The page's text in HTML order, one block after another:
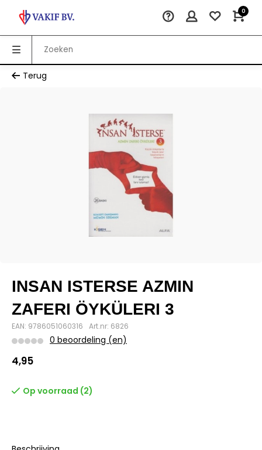
0
Terug
INSAN ISTERSE AZMIN
ZAFERI ÖYKÜLERI 3
EAN: 9786051060316 Art.nr: 6826
0 beoordeling (en)
4,95
Op voorraad (2)